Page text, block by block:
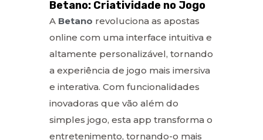
Betano: Criatividade no Jogo
A Betano revoluciona as apostas
online com uma interface intuitiva e
altamente personalizável, tornando
a experiência de jogo mais imersiva
e interativa. Com funcionalidades
inovadoras que vão além do
simples jogo, esta app transforma o
entretenimento, tornando-o mais